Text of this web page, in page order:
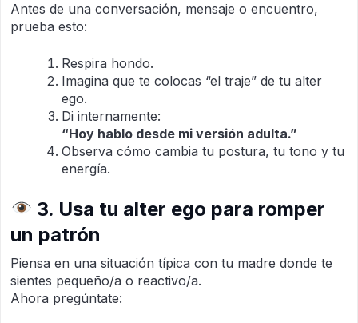
Antes de una conversación, mensaje o encuentro,
prueba esto:
Respira hondo.
Imagina que te colocas “el traje” de tu alter
ego.
Di internamente:
“Hoy hablo desde mi versión adulta.”
Observa cómo cambia tu postura, tu tono y tu
energía.
3. Usa tu alter ego para romper
un patrón
Piensa en una situación típica con tu madre donde te
sientes pequeño/a o reactivo/a.
Ahora pregúntate: